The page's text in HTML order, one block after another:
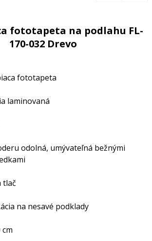
fototapeta na podlahu FL-
170-032 Drevo
fototapeta
laminovaná
odolná, umývateľná bežnými
tlač
na nesavé podklady
cm